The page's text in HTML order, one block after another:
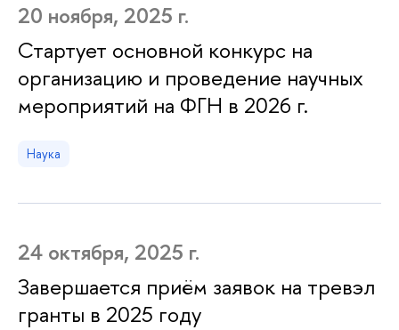
20 ноября, 2025 г.
Стартует основной конкурс на
организацию и проведение научных
мероприятий на ФГН в 2026 г.
Наука
24 октября, 2025 г.
Завершается приём заявок на тревэл
гранты в 2025 году